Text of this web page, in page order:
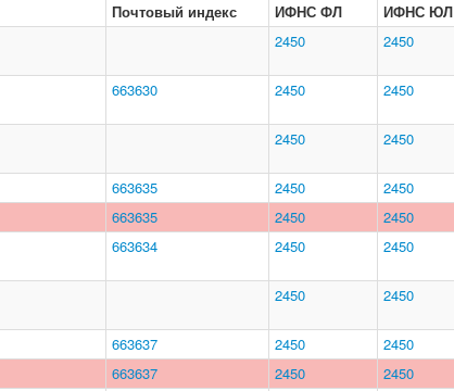
Почтовый индекс ИФНС ФЛ ИФНС ЮЛ
2450 2450
663630 2450 2450
2450 2450
663635 2450 2450
663635 2450 2450
663634 2450 2450
2450 2450
663637 2450 2450
663637 2450 2450